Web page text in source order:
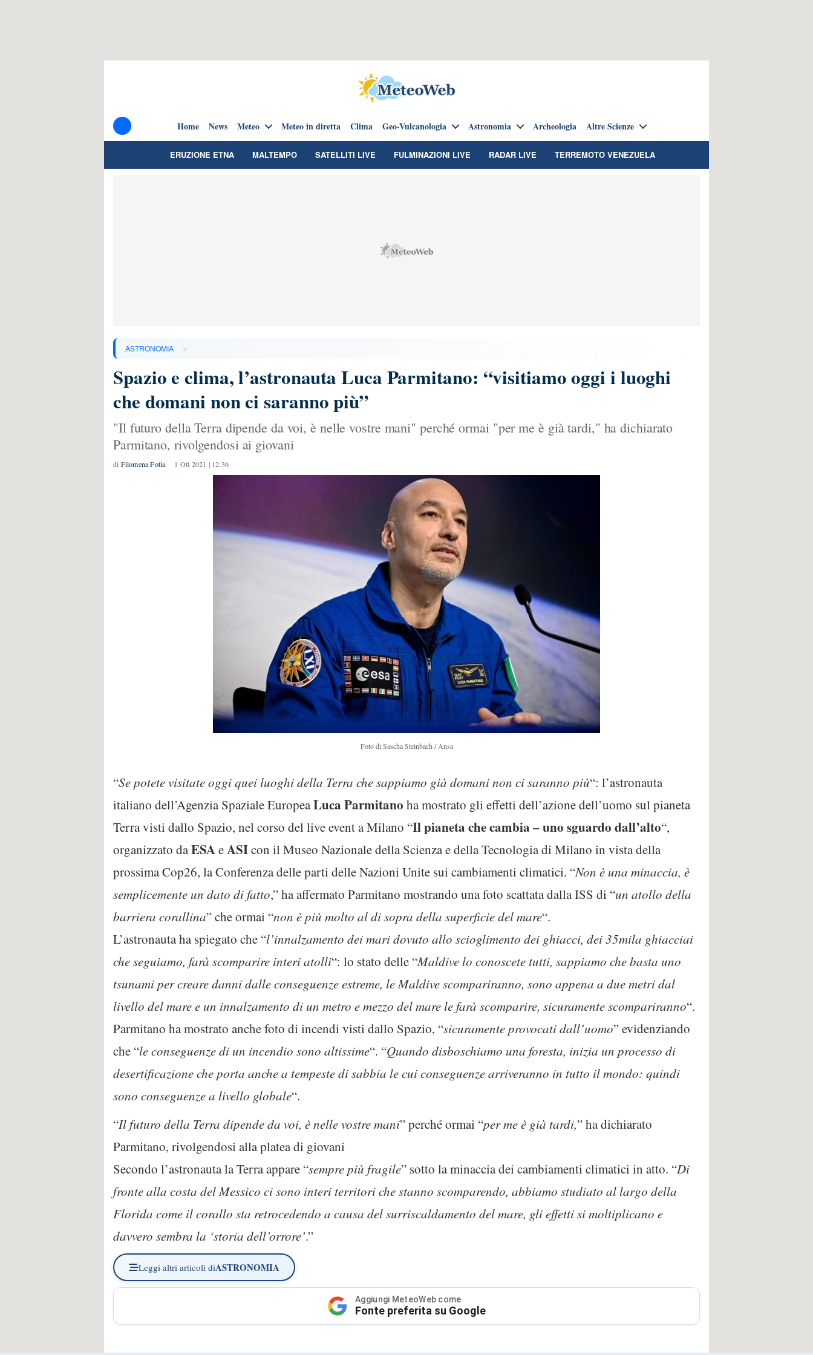
Home News Meteo Meteo in diretta Clima Geo-Vulcanologia Astronomia Archeologia Altre Scienze
ERUZIONE ETNA MALTEMPO SATELLITI LIVE FULMINAZIONI LIVE RADAR LIVE TERREMOTO VENEZUELA
ASTRONOMIA »
Spazio e clima, l’astronauta Luca Parmitano: “visitiamo oggi i luoghi
che domani non ci saranno più”
"Il futuro della Terra dipende da voi, è nelle vostre mani" perché ormai "per me è già tardi," ha dichiarato
Parmitano, rivolgendosi ai giovani
di Filomena Fotia 1 Ott 2021 | 12:36
Foto di Sascha Steinbach / Ansa
“Se potete visitate oggi quei luoghi della Terra che sappiamo già domani non ci saranno più“: l’astronauta
italiano dell’Agenzia Spaziale EuropeaLuca Parmitano ha mostrato gli effetti dell’azione dell’uomo sul pianeta
Terra visti dallo Spazio, nel corso del live event a Milano “Il pianeta che cambia – uno sguardo dall’alto“,
organizzato daESAeASIcon il Museo Nazionale della Scienza e della Tecnologia di Milano in vista della
prossima Cop26, la Conferenza delle parti delle Nazioni Unite sui cambiamenti climatici. “Non è una minaccia, è
semplicemente un dato di fatto,” ha affermato Parmitano mostrando una foto scattata dalla ISS di “un atollo della
barriera corallina” che ormai “non è più molto al di sopra della superficie del mare“.
L’astronauta ha spiegato che “l’innalzamento dei mari dovuto allo scioglimento dei ghiacci, dei 35mila ghiacciai
che seguiamo, farà scomparire interi atolli“: lo stato delle “Maldive lo conoscete tutti, sappiamo che basta uno
tsunami per creare danni dalle conseguenze estreme, le Maldive scompariranno, sono appena a due metri dal
livello del mare e un innalzamento di un metro e mezzo del mare le farà scomparire, sicuramente scompariranno“.
Parmitano ha mostrato anche foto di incendi visti dallo Spazio, “sicuramente provocati dall’uomo” evidenziando
che “le conseguenze di un incendio sono altissime“. “Quando disboschiamo una foresta, inizia un processo di
desertificazione che porta anche a tempeste di sabbia le cui conseguenze arriveranno in tutto il mondo: quindi
sono conseguenze a livello globale“.
“Il futuro della Terra dipende da voi, è nelle vostre mani” perché ormai “per me è già tardi,” ha dichiarato
Parmitano, rivolgendosi alla platea di giovani
Secondo l’astronauta la Terra appare “sempre più fragile” sotto la minaccia dei cambiamenti climatici in atto. “Di
fronte alla costa del Messico ci sono interi territori che stanno scomparendo, abbiamo studiato al largo della
Florida come il corallo sta retrocedendo a causa del surriscaldamento del mare, gli effetti si moltiplicano e
davvero sembra la ‘storia dell’orrore’.”
Leggi altri articoli diASTRONOMIA
Aggiungi MeteoWeb come
Fonte preferita su Google